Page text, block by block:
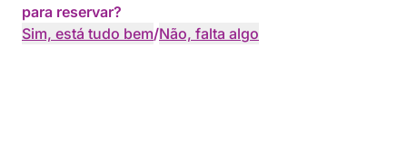
para reservar?
Sim, está tudo bem/Não, falta algo